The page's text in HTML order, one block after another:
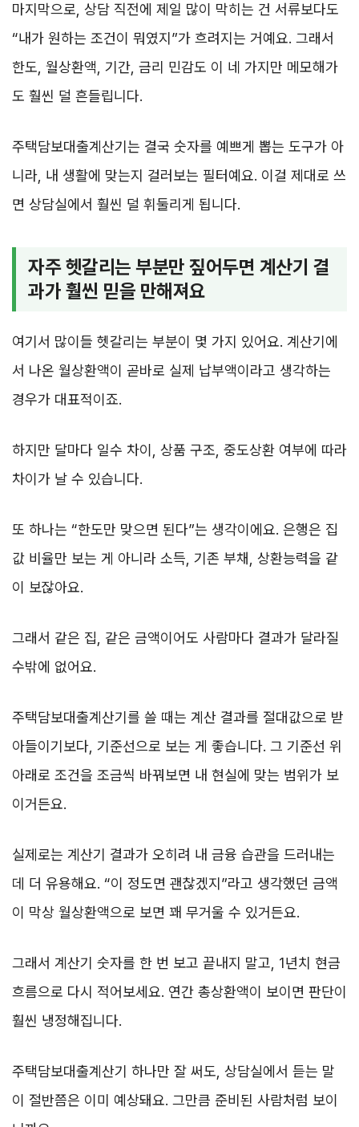
마지막으로, 상담 직전에 제일 많이 막히는 건 서류보다도
“내가 원하는 조건이 뭐였지”가 흐려지는 거예요. 그래서
한도, 월상환액, 기간, 금리 민감도 이 네 가지만 메모해가
도 훨씬 덜 흔들립니다.
주택담보대출계산기는 결국 숫자를 예쁘게 뽑는 도구가 아
니라, 내 생활에 맞는지 걸러보는 필터예요. 이걸 제대로 쓰
면 상담실에서 훨씬 덜 휘둘리게 됩니다.
자주 헷갈리는 부분만 짚어두면 계산기 결
과가 훨씬 믿을 만해져요
여기서 많이들 헷갈리는 부분이 몇 가지 있어요. 계산기에
서 나온 월상환액이 곧바로 실제 납부액이라고 생각하는
경우가 대표적이죠.
하지만 달마다 일수 차이, 상품 구조, 중도상환 여부에 따라
차이가 날 수 있습니다.
또 하나는 “한도만 맞으면 된다”는 생각이에요. 은행은 집
값 비율만 보는 게 아니라 소득, 기존 부채, 상환능력을 같
이 보잖아요.
그래서 같은 집, 같은 금액이어도 사람마다 결과가 달라질
수밖에 없어요.
주택담보대출계산기를 쓸 때는 계산 결과를 절대값으로 받
아들이기보다, 기준선으로 보는 게 좋습니다. 그 기준선 위
아래로 조건을 조금씩 바꿔보면 내 현실에 맞는 범위가 보
이거든요.
실제로는 계산기 결과가 오히려 내 금융 습관을 드러내는
데 더 유용해요. “이 정도면 괜찮겠지”라고 생각했던 금액
이 막상 월상환액으로 보면 꽤 무거울 수 있거든요.
그래서 계산기 숫자를 한 번 보고 끝내지 말고, 1년치 현금
흐름으로 다시 적어보세요. 연간 총상환액이 보이면 판단이
훨씬 냉정해집니다.
주택담보대출계산기 하나만 잘 써도, 상담실에서 듣는 말
이 절반쯤은 이미 예상돼요. 그만큼 준비된 사람처럼 보이